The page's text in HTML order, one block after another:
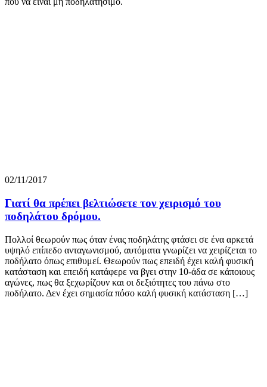
02/11/2017
Γιατί θα πρέπει βελτιώσετε τον χειρισμό του
ποδηλάτου δρόμου.
Πολλοί θεωρούν πως όταν ένας ποδηλάτης φτάσει σε ένα αρκετά
υψηλό επίπεδο ανταγωνισμού, αυτόματα γνωρίζει να χειρίζεται το
ποδήλατο όπως επιθυμεί. Θεωρούν πως επειδή έχει καλή φυσική
κατάσταση και επειδή κατάφερε να βγει στην 10-άδα σε κάποιους
αγώνες, πως θα ξεχωρίζουν και οι δεξιότητες του πάνω στο
ποδήλατο. Δεν έχει σημασία πόσο καλή φυσική κατάσταση […]